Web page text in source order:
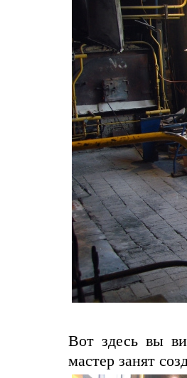
Вот здесь вы
мастер занят